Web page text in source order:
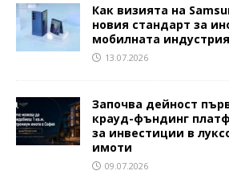
Как визията на
новия стандарт за
мобилната индустрия
13.07.2026
Започва дейност
крауд-фъндинг
за инвестиции в
имоти
09.07.2026